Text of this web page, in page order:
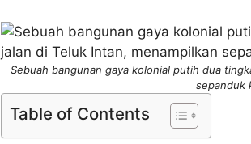
Sebuah bangunan gaya kolonial putih dua
sepanduk
Table of Contents